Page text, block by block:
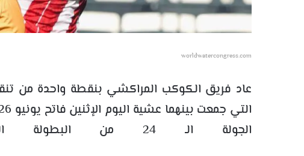
worldwatercongress.com
عاد فريق الكوكب المراكشي بنقطة واحدة من
الجولة الـ 24 من البطولة الوطنية الاحترافية لكرة القدم.